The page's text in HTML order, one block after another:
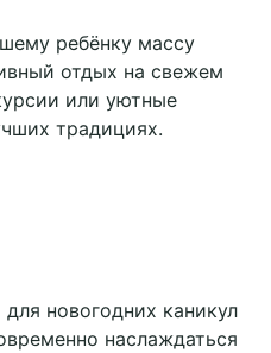
ребёнку массу
отдых на свежем
или уютные
традициях.
новогодних каникул
наслаждаться